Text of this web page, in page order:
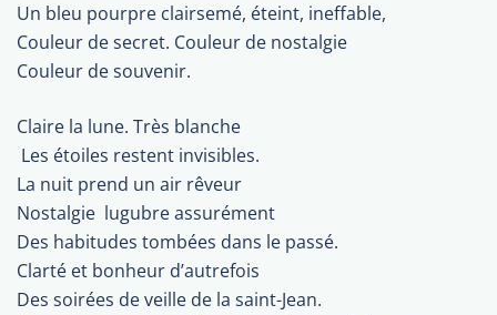
Un bleu pourpre clairsemé, éteint, ineffable,
Couleur de secret. Couleur de nostalgie
Couleur de souvenir.
Claire la lune. Très blanche
 Les étoiles restent invisibles. 
La nuit prend un air rêveur
Nostalgie  lugubre assurément 
Des habitudes tombées dans le passé.
Clarté et bonheur d’autrefois
Des soirées de veille de la saint-Jean.